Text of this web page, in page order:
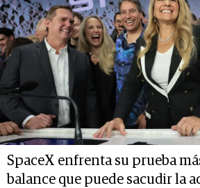
SpaceX enfrenta su prueba
balance que puede sacudir la